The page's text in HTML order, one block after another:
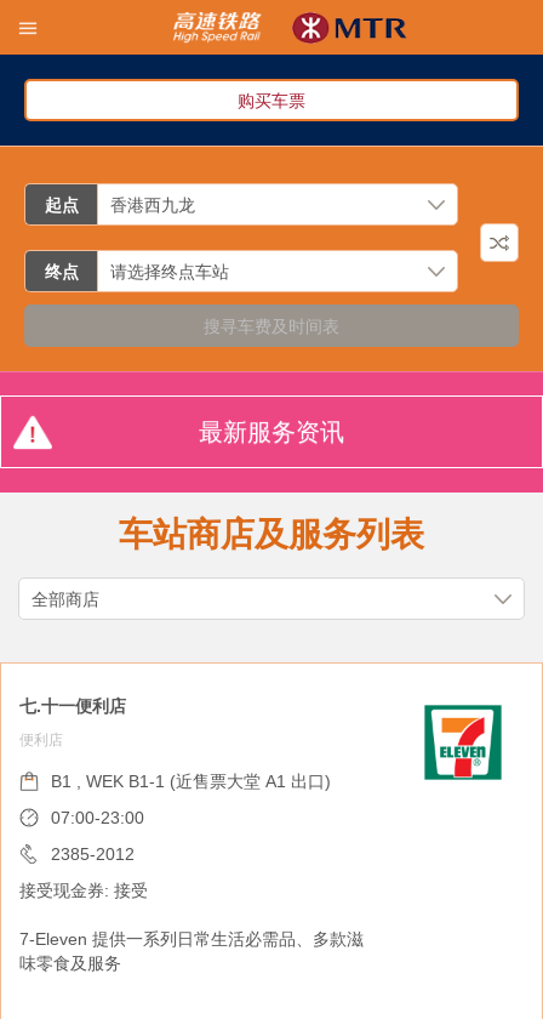
购买车票
起点
终点
搜寻车费及时间表
最新服务资讯
车站商店及服务列表
七.十一便利店
便利店
B1 , WEK B1-1 (近售票大堂 A1 出口)
07:00-23:00
2385-2012
接受现金券: 接受
7-Eleven 提供一系列日常生活必需品、多款滋
味零食及服务